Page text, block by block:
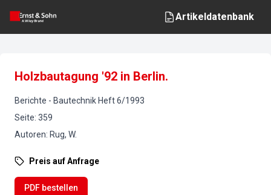
Artikeldatenbank
Holzbautagung '92 in Berlin.
Berichte - Bautechnik Heft6/1993
Seite: 359
Autoren: Rug, W.
Preis auf Anfrage
PDF bestellen